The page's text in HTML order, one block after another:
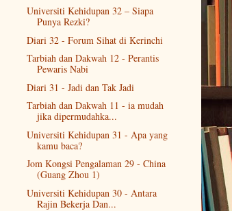
Universiti Kehidupan 32 – Siapa
Punya Rezki?
Diari 32 - Forum Sihat di Kerinchi
Tarbiah dan Dakwah 12 - Perantis
Pewaris Nabi
Diari 31 - Jadi dan Tak Jadi
Tarbiah dan Dakwah 11 - ia mudah
jika dipermudahka...
Universiti Kehidupan 31 - Apa yang
kamu baca?
Jom Kongsi Pengalaman 29 - China
(Guang Zhou 1)
Universiti Kehidupan 30 - Antara
Rajin Bekerja Dan...